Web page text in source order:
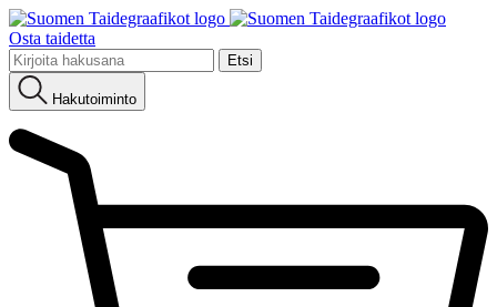
Osta taidetta
Etsi:
Hakutoiminto